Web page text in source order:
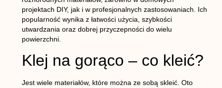
projektach DIY, jak i w profesjonalnych zastosowaniach. Ich
popularność wynika z łatwości użycia, szybkości
utwardzania oraz dobrej przyczepności do wielu
powierzchni.
Klej na gorąco – co kleić?
Jest wiele materiałów, które można ze sobą skleić. Oto